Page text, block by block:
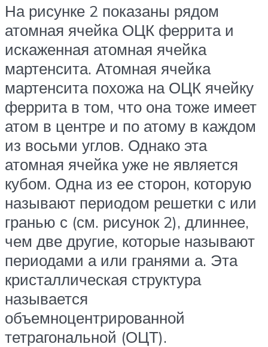
На рисунке 2 показаны рядом
атомная ячейка ОЦК феррита и
искаженная атомная ячейка
мартенсита. Атомная ячейка
мартенсита похожа на ОЦК ячейку
феррита в том, что она тоже имеет
атом в центре и по атому в каждом
из восьми углов. Однако эта
атомная ячейка уже не является
кубом. Одна из ее сторон, которую
называют периодом решетки с или
гранью с (см. рисунок 2), длиннее,
чем две другие, которые называют
периодами а или гранями а. Эта
кристаллическая структура
называется
объемноцентрированной
тетрагональной (ОЦТ).